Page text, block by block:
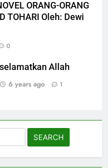
ORANG-ORANG
TOHARI Oleh: Dewi
0
Allah
6 years ago 1